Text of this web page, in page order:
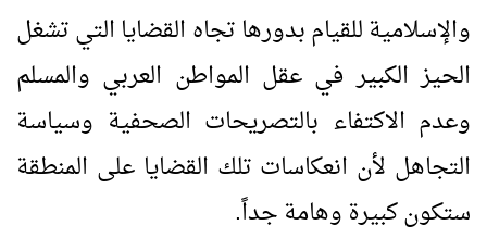
والإسلامية للقيام بدورها تجاه القضايا التي تشغل
الحيز الكبير في عقل المواطن العربي والمسلم
وعدم الاكتفاء بالتصريحات الصحفية وسياسة
التجاهل لأن انعكاسات تلك القضايا على المنطقة
ستكون كبيرة وهامة جداً.